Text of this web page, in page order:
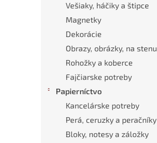
Vešiaky, háčiky a štipce
Magnetky
Dekorácie
Obrazy, obrázky, na stenu
Rohožky a koberce
Fajčiarske potreby
Papierníctvo
Kancelárske potreby
Perá, ceruzky a peračníky
Bloky, notesy a záložky